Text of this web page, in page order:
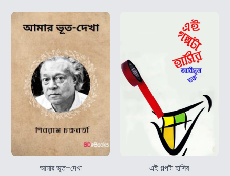
আমার ভূত-দেখা এই গল্পটা হাসির